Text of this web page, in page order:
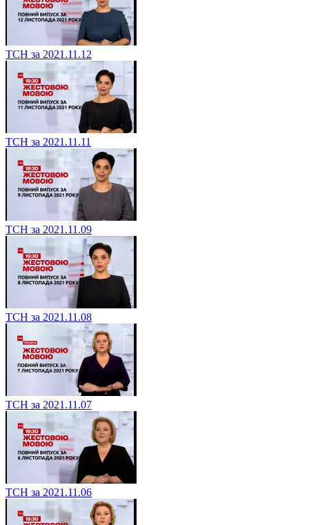
ТСН за 2021.11.12
ТСН за 2021.11.11
ТСН за 2021.11.09
ТСН за 2021.11.08
ТСН за 2021.11.07
ТСН за 2021.11.06